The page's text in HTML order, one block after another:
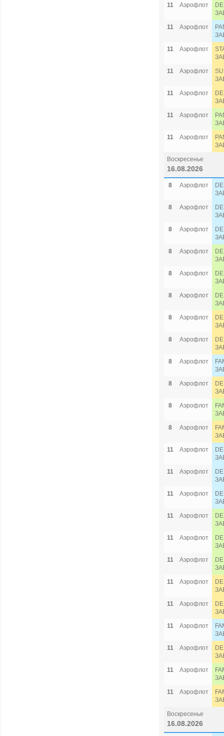
11
Аэрофлот
11
Аэрофлот
11
Аэрофлот
11
Аэрофлот
11
Аэрофлот
11
Аэрофлот
11
Аэрофлот
Воскресенье
16.08.2026
8 Аэрофлот
8
Аэрофлот
8
Аэрофлот
8
Аэрофлот
8
Аэрофлот
8
Аэрофлот
8
Аэрофлот
8
Аэрофлот
8
Аэрофлот
8
Аэрофлот
8
Аэрофлот
8
Аэрофлот
11
Аэрофлот
11
Аэрофлот
11
Аэрофлот
11
Аэрофлот
11
Аэрофлот
11
Аэрофлот
11
Аэрофлот
11
Аэрофлот
11
Аэрофлот
11
Аэрофлот
11
Аэрофлот
11
Аэрофлот
Воскресенье
16.08.2026